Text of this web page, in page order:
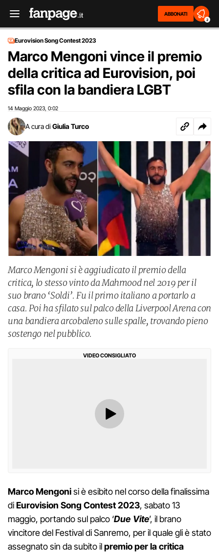
ABBONATI
2
Eurovision Song Contest 2023
Marco Mengoni vince il premio
della critica ad Eurovision, poi
sfila con la bandiera LGBT
14 Maggio 2023 0:02
A cura di Giulia Turco
Marco Mengoni si è aggiudicato il premio della
critica, lo stesso vinto da Mahmood nel 2019 per il
suo brano ‘Soldi’. Fu il primo italiano a portarlo a
casa. Poi ha sfilato sul palco della Liverpool Arena con
una bandiera arcobaleno sulle spalle, trovando pieno
sostengo nel pubblico.
VIDEO CONSIGLIATO
Marco Mengonisi è esibito nel corso della finalissima
diEurovision Song Contest 2023, sabato 13
maggio, portando sul palco ‘Due Vite’, il brano
vincitore del Festival di Sanremo, per il quale gli è stato
assegnato sin da subito ilpremio per la critica